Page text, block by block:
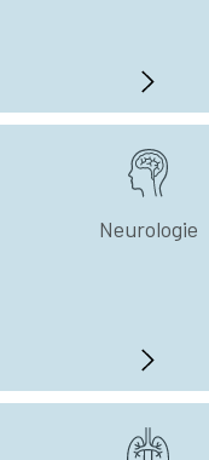
Neurologie